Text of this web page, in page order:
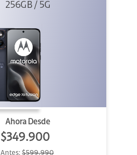
Azul
256GB / 5G
Ahora Desde
$349.900
Antes: $599.990